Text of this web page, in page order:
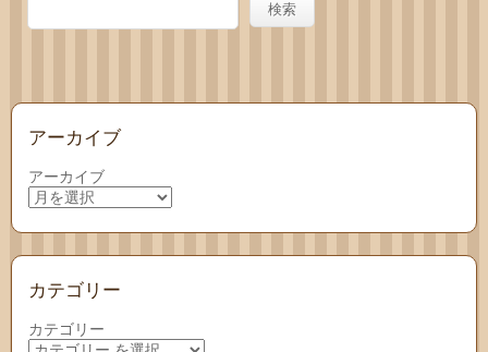
検索
アーカイブ
アーカイブ
カテゴリー
カテゴリー